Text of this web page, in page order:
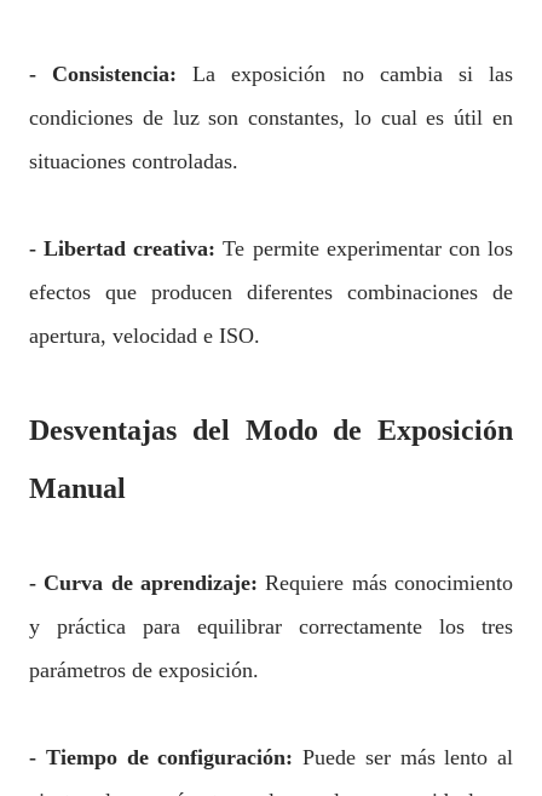
- Consistencia: La exposición no cambia si las
condiciones de luz son constantes, lo cual es útil en
situaciones controladas.
- Libertad creativa:Te permite experimentar con los
efectos que producen diferentes combinaciones de
apertura, velocidad e ISO.
Desventajas del Modo de Exposición
Manual
- Curva de aprendizaje: Requiere más conocimiento
y práctica para equilibrar correctamente los tres
parámetros de exposición.
- Tiempo de configuración: Puede ser más lento al